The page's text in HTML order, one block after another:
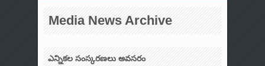
Media News Archive
ఎన్నికల సంస్కరణలు అవసరం